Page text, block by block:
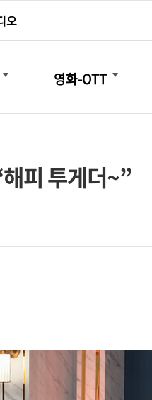
오
영화-OTT
더보기
피 투게더~”